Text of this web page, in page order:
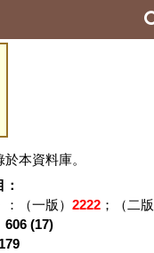
於本資料庫。
：（一版） 2222；（二版
606 (17)